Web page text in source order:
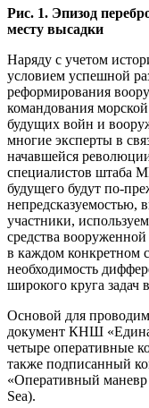
Рис. 1. Эпизод
месту высадки
Наряду с учетом
условием успешной
реформирования
командования
будущих войн и
многие эксперты в
начавшейся
специалистов штаба
будущего будут по-
непредсказуемостью,
участники,
средства
в каждом конкретном
необходимость
широкого круга задач
Основой для
документ КНШ
четыре оперативные
также подписанный
«Оперативный маневр
Sea).